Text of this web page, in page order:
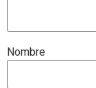
Nombre